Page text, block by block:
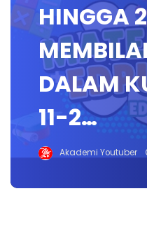
HINGGA
DALAM
11-2…
Akademi Youtuber